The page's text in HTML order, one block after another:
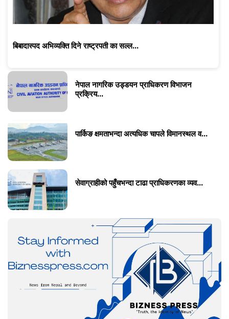
बिबादास्पद अभिव्यक्ति दिने राष्ट्रपती का सल्ल...
नेपाल नागरिक उड्डयन प्राधिकरण विभाजन
प्रक्रिय...
पार्किङ क्षमताभन्दा अत्यधिक चापले विमानस्थल व...
सेवाग्राहीको पहुँचभन्दा टाढा प्राधिकरणका व्यव...